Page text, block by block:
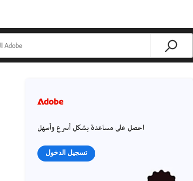
احصل على مساعدة بشكل أسرع وأسهل
تسجيل الدخول